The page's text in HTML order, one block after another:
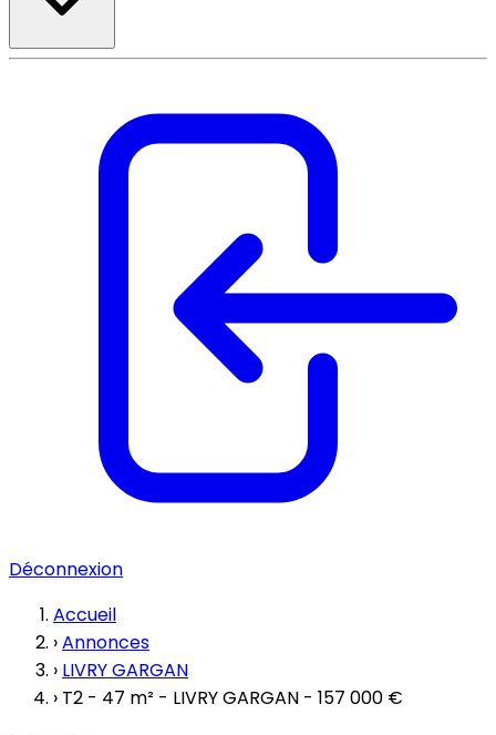
Déconnexion
Accueil
›Annonces
› LIVRY GARGAN
› T2 - 47 m² - LIVRY GARGAN - 157 000 €